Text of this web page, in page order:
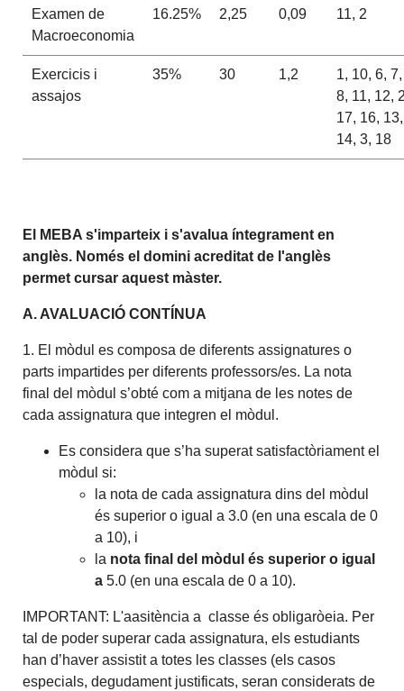
Examen de
Macroeconomia
16.25% 2,25 0,09 11, 2
Exercicis i
assajos
35% 30 1,2
1, 10, 6,
8, 11, 12,
17, 16,
14, 3, 18
El MEBA s'imparteix i s'avalua íntegrament en
anglès. Només el domini acreditat de l'anglès
permet cursar aquest màster.
A. AVALUACIÓ CONTÍNUA
1. El mòdul es composa de diferents assignatures o
parts impartides per diferents professors/es. La nota
final del mòdul s’obté com a mitjana de les notes de
cada assignatura que integren el mòdul.
Es considera que s’hasuperat satisfactòriamentel
mòdul si:
la nota de cada assignatura dins del mòdul
és superior o igual a 3.0 (en una escala de 0
a 10), i
la nota finaldel mòdul és superior o igual
a 5.0 (en una escala de 0 a 10).
IMPORTANT: L'aasitència a classe és obligaròeia. Per
tal de poder superar cada assignatura, els estudiants
han d’haver assistit a totes les classes (els casos
especials, degudament justificats, seran considerats de